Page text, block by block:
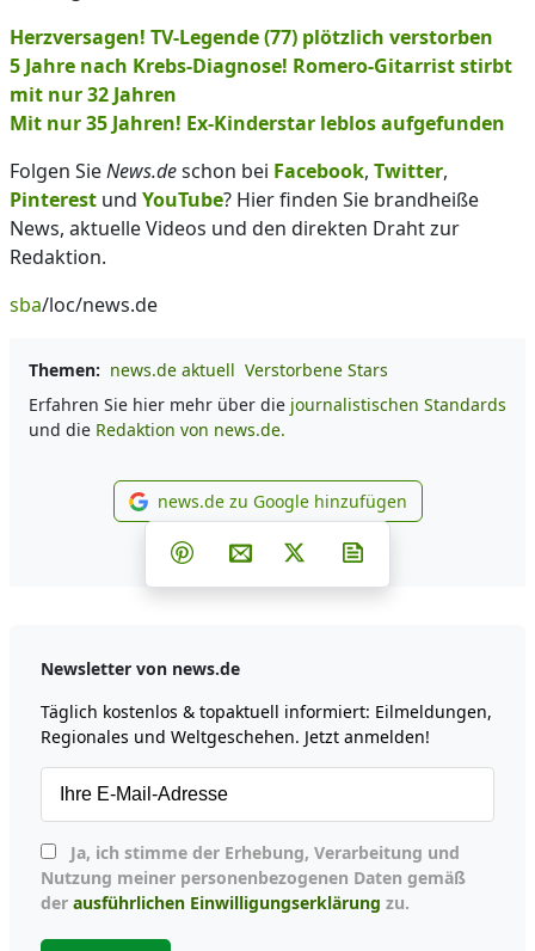
Herzversagen! TV-Legende (77) plötzlich verstorben
5 Jahre nach Krebs-Diagnose! Romero-Gitarrist stirbt
mit nur 32 Jahren
Mit nur 35 Jahren! Ex-Kinderstar leblos aufgefunden
Folgen SieNews.deschon bei Facebook, Twitter,
Pinterest und YouTube? Hier finden Sie brandheiße
News, aktuelle Videos und den direkten Draht zur
Redaktion.
sba/loc/news.de
Themen: news.de aktuell Verstorbene Stars
Erfahren Sie hier mehr über die journalistischen Standards
und die Redaktion von news.de.
news.de zu Google
news.de zu Google hinzufügen
Teilen auf Facebook
Teilen auf Whatsapp
Teilen auf Telegram
Teilen auf Pinterest
Per E-Mail teilen
Post auf X
Newsletter von news.de
Täglich kostenlos & topaktuell informiert: Eilmeldungen,
Regionales und Weltgeschehen. Jetzt anmelden!
Nutzung meiner personenbezogenen Daten gemäß
der ausführlichen Einwilligungserklärung zu.